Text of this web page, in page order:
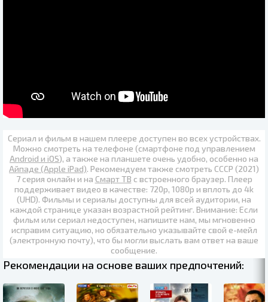
Сериал и фильм в нашем плеере доступен во всех устройствах.
Можно смотреть на телефоне (смартфоне под управлением
Android и iOS), а также на планшете очень удобно, особенно на
Айпаде (Apple iPad). Рекомендуем также смотреть СССР (2021)
7 серия онлайн и на Смарт ТВ с встроенного браузер. Плеер
поддерживает видео в качестве: 720p, 1080p и вплоть до 4k
(UHD). Фильмы и сериалы доступны для всей аудитории, на
каждой странице указан возрастной рейтинг. Внимание: Если
фильм или сериал недоступен, напишите нам, мы мгновенно
исправим ситуацию, но обязательно указывайте свой е-мейл
(электронную почту), что бы могли выслать вам ответ на ваше
сообщение.
Рекомендации на основе ваших предпочтений: